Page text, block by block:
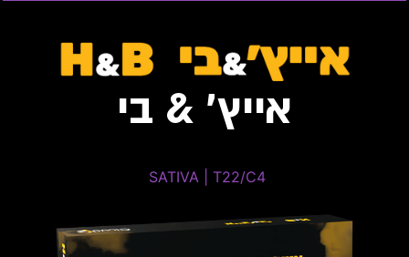
אייץ׳ & בי
Mango Cookies
SATIVA | T22/C4 ​
SATIVA | T22/C4
THC: 20%-24% | CBD: 0%-1%